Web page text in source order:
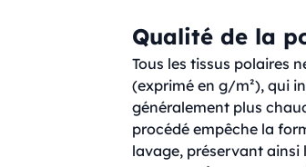
Qualité de la
Tous les tissus polaires
(exprimé en g/m²), qui
généralement plus
procédé empêche la
lavage, préservant ainsi